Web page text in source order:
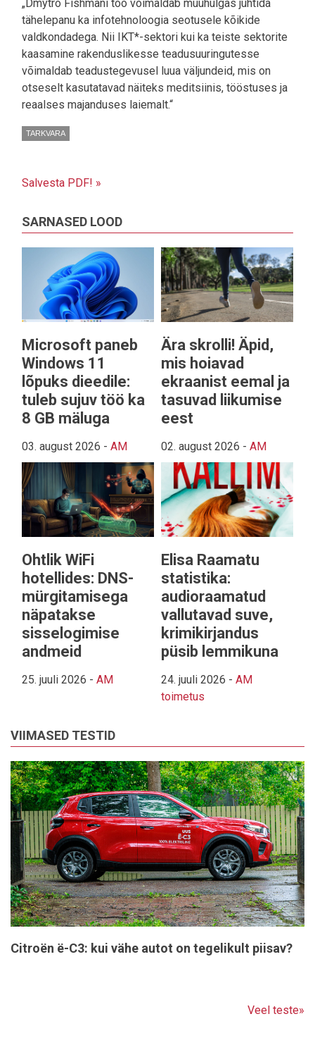
„Dmytro Fishmani töö võimaldab muuhulgas juhtida
tähelepanu ka infotehnoloogia seotusele kõikide
valdkondadega. Nii IKT*-sektori kui ka teiste sektorite
kaasamine rakenduslikesse teadusuuringutesse
võimaldab teadustegevusel luua väljundeid, mis on
otseselt kasutatavad näiteks meditsiinis, tööstuses ja
reaalses majanduses laiemalt.“
TARKVARA
Salvesta PDF! »
SARNASED LOOD
Microsoft paneb
Windows 11
lõpuks dieedile:
tuleb sujuv töö ka
8 GB mäluga
03. august 2026 - AM
Ära skrolli! Äpid,
mis hoiavad
ekraanist eemal ja
tasuvad liikumise
eest
02. august 2026 - AM
Ohtlik WiFi
hotellides: DNS-
mürgitamisega
näpatakse
sisselogimise
andmeid
25. juuli 2026 - AM
Elisa Raamatu
statistika:
audioraamatud
vallutavad suve,
krimikirjandus
püsib lemmikuna
24. juuli 2026 - AM
toimetus
VIIMASED TESTID
Citroën ë-C3: kui vähe autot on tegelikult piisav?
Veel teste»